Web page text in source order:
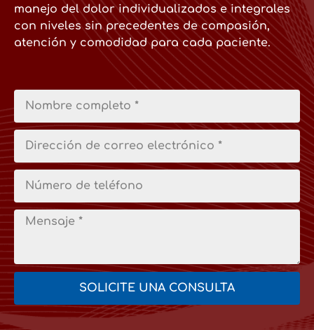
manejo del dolor individualizados e integrales
con niveles sin precedentes de compasión,
atención y comodidad para cada paciente.
SOLICITE UNA CONSULTA